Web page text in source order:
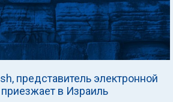
представитель электронной
в Израиль